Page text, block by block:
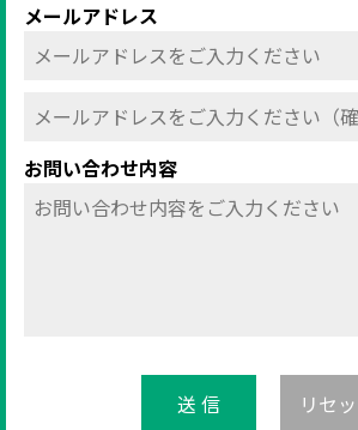
メールアドレス
お問い合わせ内容